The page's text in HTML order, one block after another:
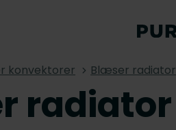
konvektorer Blæser radiator
radiator